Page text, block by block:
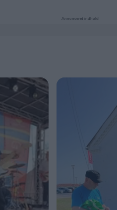
Annonceret indhold